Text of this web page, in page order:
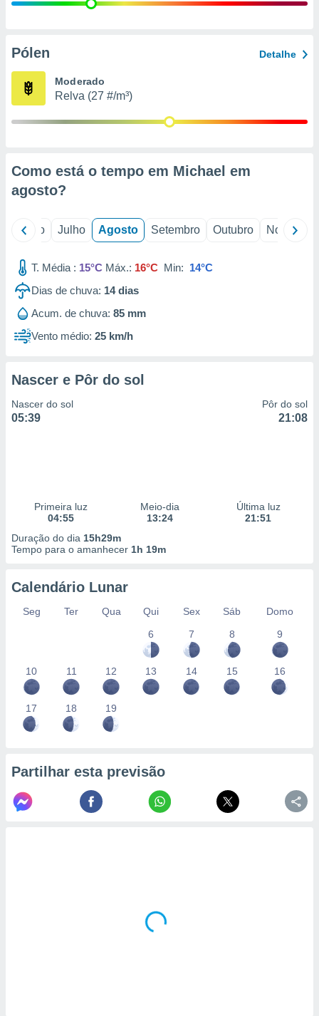
e
de
Pólen Detalhe
Moderado
Relva (27 #/m³)
Como está o tempo em Michael em
agosto?
Junho Julho Agosto Setembro Outubro Novembro
T. Média : 15°C Máx.: 16°C Min: 14°C
Dias de chuva: 14dias
Acum. de chuva: 85 mm
Vento médio: 25 km/h
Nascer e Pôr do sol
Nascer do sol
05:39
Pôr do sol
21:08
Primeira luz
04:55
Meio-dia
13:24
Última luz
21:51
Duração do dia 15h29m
Tempo para o amanhecer 1h 19m
Calendário Lunar
Seg Ter Qua Qui Sex Sáb
Domo
6
7 8 9
10 11 12 13 14 15 16
17 18 19
Partilhar esta previsão